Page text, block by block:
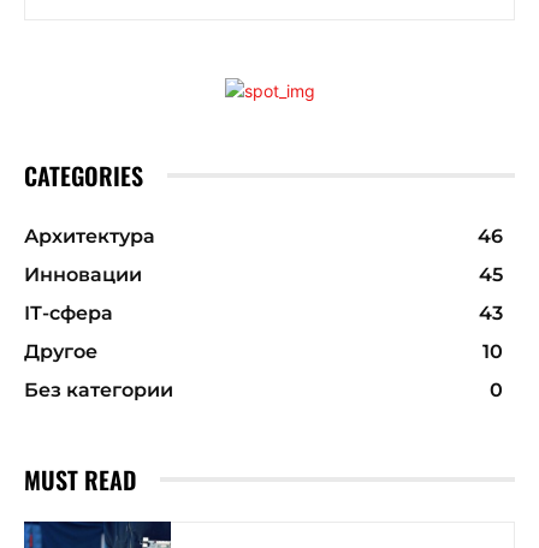
CATEGORIES
Архитектура
46
Инновации
45
ІТ-сфера
43
Другое
10
Без категории
0
MUST READ